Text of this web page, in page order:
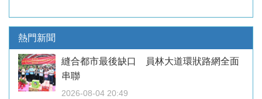
熱門新聞
縫合都市最後缺口 員林大道環狀路網全面
串聯
2026-08-04 20:49